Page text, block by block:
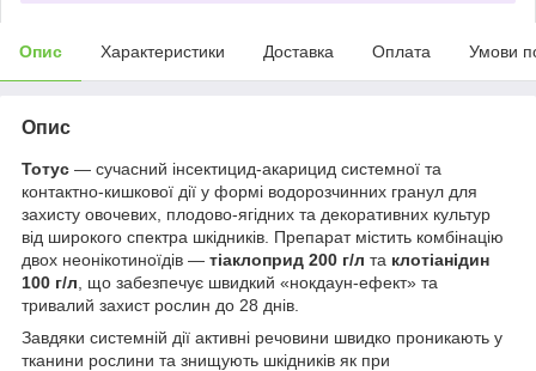
Опис Характеристики Доставка Оплата Умови
Опис
Тотус — сучасний інсектицид-акарицид системної та
контактно-кишкової дії у формі водорозчинних гранул для
захисту овочевих, плодово-ягідних та декоративних культур
від широкого спектра шкідників. Препарат містить комбінацію
двох неонікотиноїдів — тіаклоприд 200 г/л та клотіанідин
100 г/л , що забезпечує швидкий «нокдаун-ефект» та
тривалий захист рослин до 28 днів.
Завдяки системній дії активні речовини швидко проникають у
тканини рослини та знищують шкідників як при